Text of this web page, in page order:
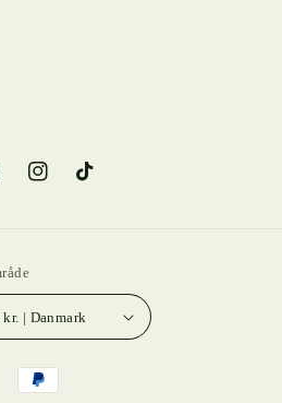
InstagramTikTok
DKK kr. | Danmark
Betalingsmetoder